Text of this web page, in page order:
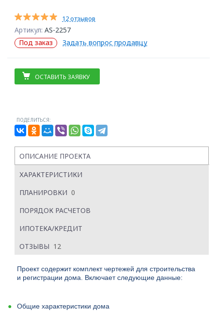
12 отзывов
Артикул: AS-2257
Под заказ
Задать вопрос продавцу
ОСТАВИТЬ ЗАЯВКУ
ПОДЕЛИТЬСЯ:
ОПИСАНИЕ ПРОЕКТА
ХАРАКТЕРИСТИКИ
ПЛАНИРОВКИ 0
ПОРЯДОК РАСЧЕТОВ
ИПОТЕКА/КРЕДИТ
ОТЗЫВЫ 12
Проект содержит комплект чертежей для строительства
и регистрации дома. Включает следующие данные:
Общие характеристики дома